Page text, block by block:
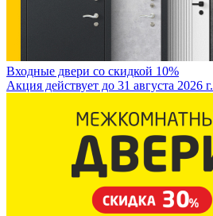
Входные двери со скидкой 10%
Акция действует до 31 августа 2026 г.